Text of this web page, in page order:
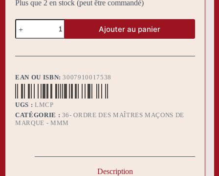
Plus que 2 en stock (peut être commandé)
quantité
de
Pack
MARQUE
Ajouter au panier
EAN OU ISBN:3007910017538
UGS : LMCP
CATÉGORIE : 36- ORDRE DES MAÎTRES MAÇONS DE
MARQUE - MMM
Description